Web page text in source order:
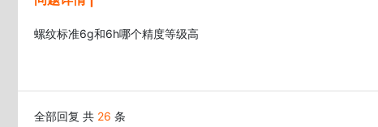
螺纹标准6g和6h哪个精度等级高
全部回复 共 26 条